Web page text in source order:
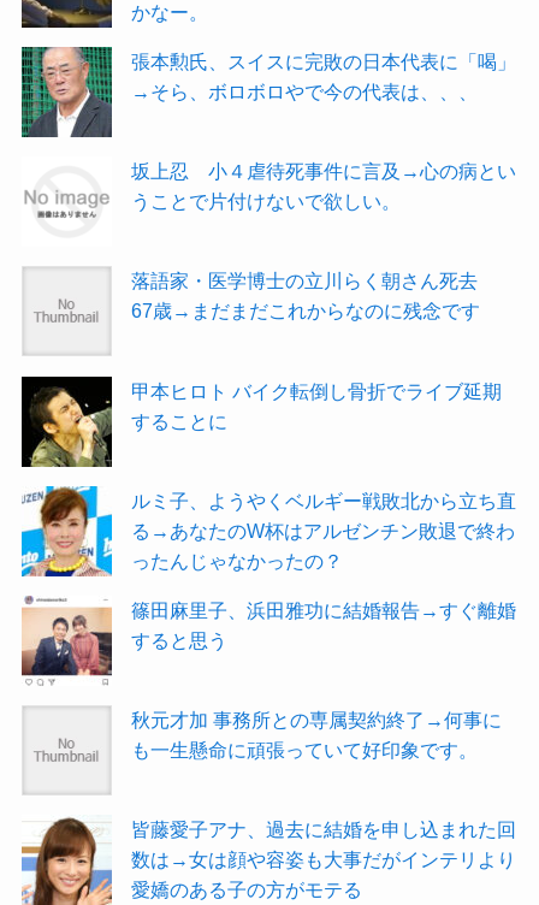
かなー。
張本勲氏、スイスに完敗の日本代表に「喝」
→そら、ボロボロやで今の代表は、、、
坂上忍 小４虐待死事件に言及→心の病とい
うことで片付けないで欲しい。
落語家・医学博士の立川らく朝さん死去
67歳→まだまだこれからなのに残念です
甲本ヒロト バイク転倒し骨折でライブ延期
することに
ルミ子、ようやくベルギー戦敗北から立ち直
る→あなたのW杯はアルゼンチン敗退で終わ
ったんじゃなかったの？
篠田麻里子、浜田雅功に結婚報告→すぐ離婚
すると思う
秋元才加 事務所との専属契約終了→何事に
も一生懸命に頑張っていて好印象です。
皆藤愛子アナ、過去に結婚を申し込まれた回
数は→女は顔や容姿も大事だがインテリより
愛嬌のある子の方がモテる